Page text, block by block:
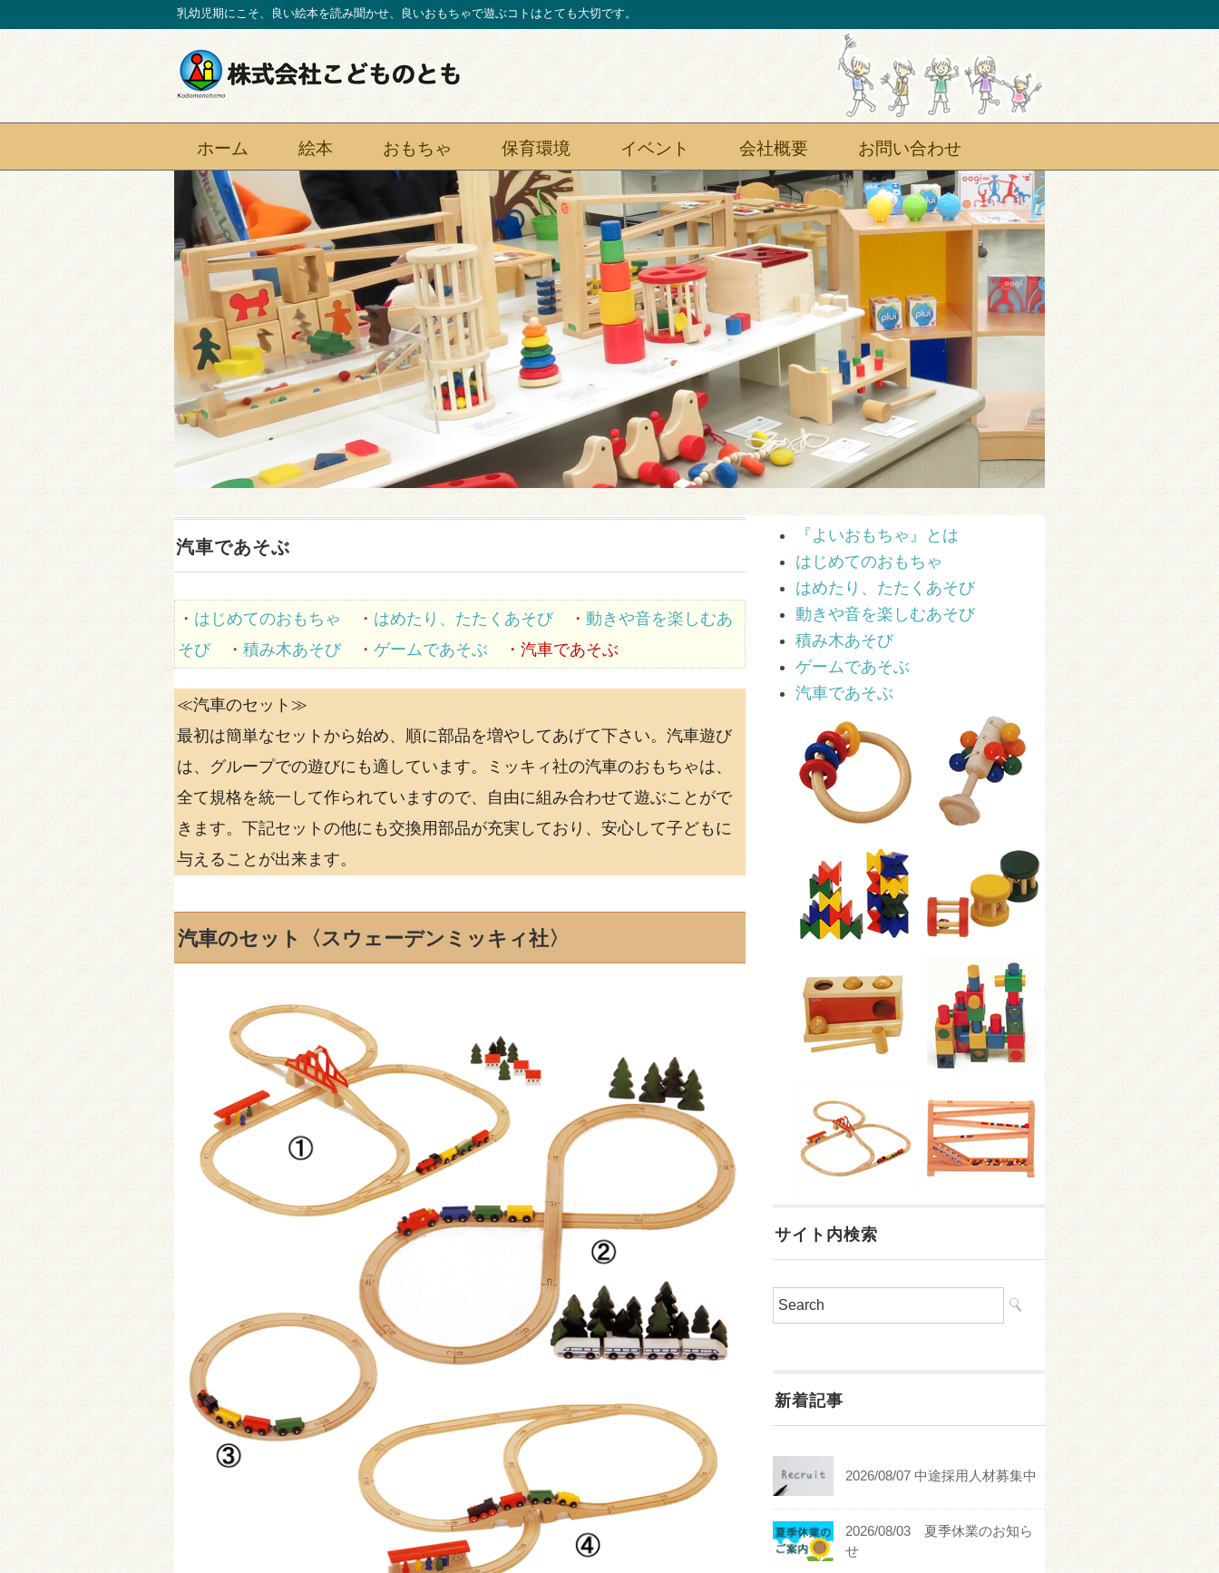
乳幼児期にこそ、良い絵本を読み聞かせ、良いおもちゃで遊ぶコトはとても大切です。
ホーム 絵本 おもちゃ 保育環境 イベント 会社概要 お問い合わせ
汽車であそぶ
・ はじめてのおもちゃ ・ はめたり、たたくあそび・ 動きや音を楽しむあ
そび・ 積み木あそび・ ゲームであそぶ ・汽車であそぶ
≪汽車のセット≫
最初は簡単なセットから始め、順に部品を増やしてあげて下さい。汽車遊び
は、グループでの遊びにも適しています。ミッキィ社の汽車のおもちゃは、
全て規格を統一して作られていますので、自由に組み合わせて遊ぶことがで
きます。下記セットの他にも交換用部品が充実しており、安心して子どもに
与えることが出来ます。
汽車のセット〈スウェーデンミッキィ社〉
『よいおもちゃ』とは
はじめてのおもちゃ
はめたり、たたくあそび
動きや音を楽しむあそび
積み木あそび
ゲームであそぶ
汽車であそぶ
サイト内検索
新着記事
2026/08/07 中途採用人材募集中
2026/08/03 夏季休業のお知ら
せ